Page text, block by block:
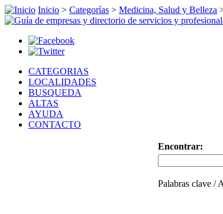
Inicio > Categorías > Medicina, Salud y Belleza
CATEGORIAS
LOCALIDADES
BUSQUEDA
ALTAS
AYUDA
CONTACTO
Encontrar:
Palabras clave /